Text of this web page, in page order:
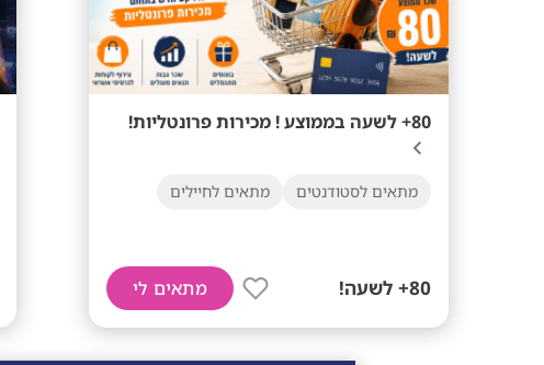
80+ לשעה בממוצע ! מכירות פרונטליות!
מתאים לסטודנטים מתאים לחיילים
80+ לשעה! מתאים לי